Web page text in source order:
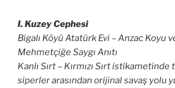
I. Kuzey Cephesi
Bigalı Köyü Atatürk Evi – Anzac Koyu
Mehmetçiğe Saygı Anıtı
Kanlı Sırt – Kırmızı Sırt
siperler arasından orijinal savaş yolu